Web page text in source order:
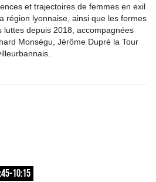
et trajectoires de femmes en exil
région lyonnaise, ainsi que les formes
luttes depuis 2018, accompagnées
Monségu, Jérôme Dupré la Tour
10:15